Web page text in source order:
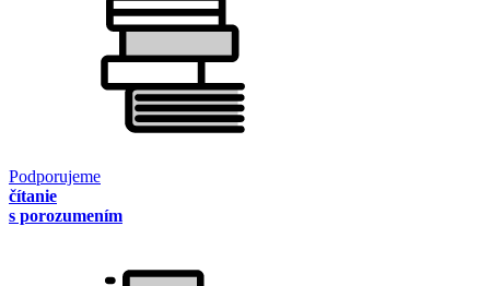
Podporujeme
čítanie
s porozumením